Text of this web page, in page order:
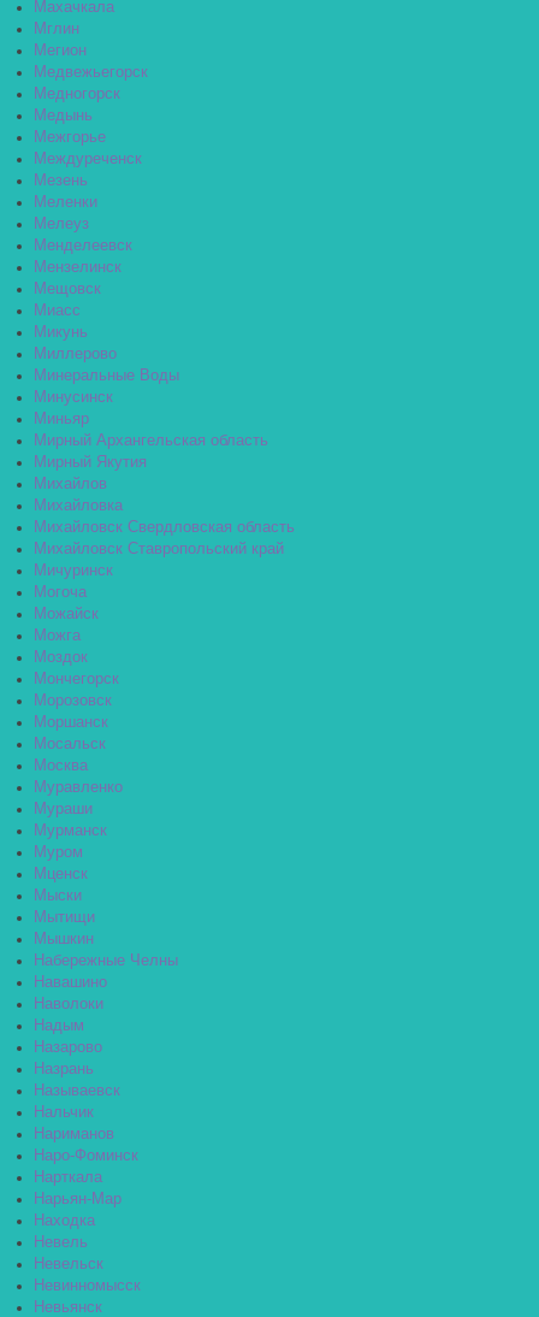
Махачкала
Мглин
Мегион
Медвежьегорск
Медногорск
Медынь
Межгорье
Междуреченск
Мезень
Меленки
Мелеуз
Менделеевск
Мензелинск
Мещовск
Миасс
Микунь
Миллерово
Минеральные Воды
Минусинск
Миньяр
Мирный Архангельская область
Мирный Якутия
Михайлов
Михайловка
Михайловск Свердловская область
Михайловск Ставропольский край
Мичуринск
Могоча
Можайск
Можга
Моздок
Мончегорск
Морозовск
Моршанск
Мосальск
Москва
Муравленко
Мураши
Мурманск
Муром
Мценск
Мыски
Мытищи
Мышкин
Набережные Челны
Навашино
Наволоки
Надым
Назарово
Назрань
Называевск
Нальчик
Нариманов
Наро-Фоминск
Нарткала
Нарьян-Мар
Находка
Невель
Невельск
Невинномысск
Невьянск